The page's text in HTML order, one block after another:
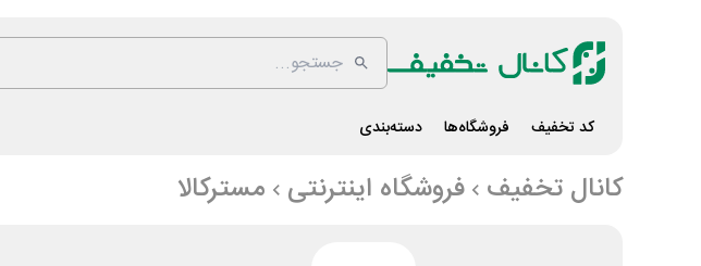
کد تخفیف فروشگاه‌ها دسته‌بندی
کانال تخفیف فروشگاه اینترنتی مسترکالا